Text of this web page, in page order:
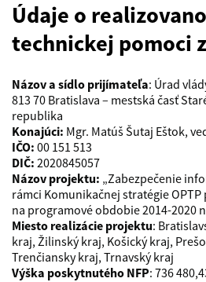
Údaje o
technickej pomoci
Názov a sídlo prijímateľa: Úrad
813 70 Bratislava – mestská časť
republika
Konajúci: Mgr. Matúš Šutaj Eštok,
IČO: 00 151 513
DIČ: 2020845057
Názov projektu: „Zabezpečenie
rámci Komunikačnej stratégie
na programové obdobie 2014-2020
Miesto realizácie projektu:
kraj, Žilinský kraj, Košický kraj,
Trenčiansky kraj, Trnavský kraj
Výška poskytnutého NFP: 736